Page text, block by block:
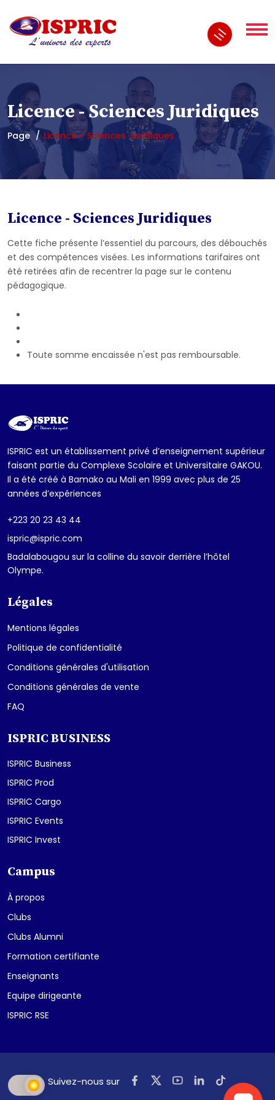
Licence - Sciences Juridiques
Page Licence - Sciences Juridiques
Licence - Sciences Juridiques
Cette fiche présente l’essentiel du parcours, des débouchés
et des compétences visées. Les informations tarifaires ont
été retirées afin de recentrer la page sur le contenu
pédagogique.
Toute somme encaissée n'est pas remboursable.
ISPRIC est un établissement privé d’enseignement supérieur
faisant partie du Complexe Scolaire et Universitaire GAKOU.
Il a été créé à Bamako au Mali en 1999 avec plus de 25
années d’expériences
+223 20 23 43 44
ispric@ispric.com
Badalabougou sur la colline du savoir derrière l’hôtel
Olympe.
Légales
Mentions légales
Politique de confidentialité
Conditions générales d'utilisation
Conditions générales de vente
FAQ
ISPRIC BUSINESS
ISPRIC Business
ISPRIC Prod
ISPRIC Cargo
ISPRIC Events
ISPRIC Invest
Campus
À propos
Clubs
Clubs Alumni
Formation certifiante
Enseignants
Equipe dirigeante
ISPRIC RSE
Suivez-nous sur